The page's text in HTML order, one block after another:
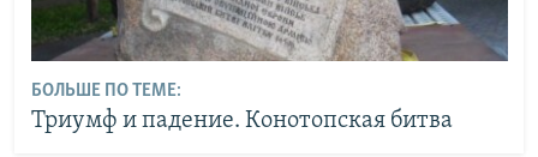
БОЛЬШЕ ПО ТЕМЕ:
Триумф и падение. Конотопская битва